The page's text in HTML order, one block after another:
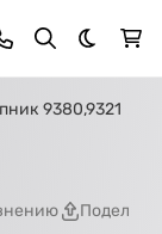
Темная
9380,9321